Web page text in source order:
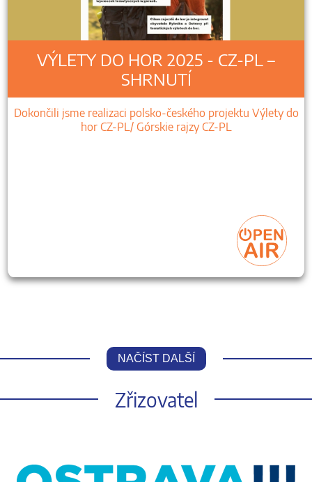
VÝLETY DO HOR 2025 - CZ-PL –
SHRNUTÍ
Dokončili jsme realizaci polsko-českého projektu Výlety do
hor CZ-PL/ Górskie rajzy CZ-PL
NAČÍST DALŠÍ
Zřizovatel